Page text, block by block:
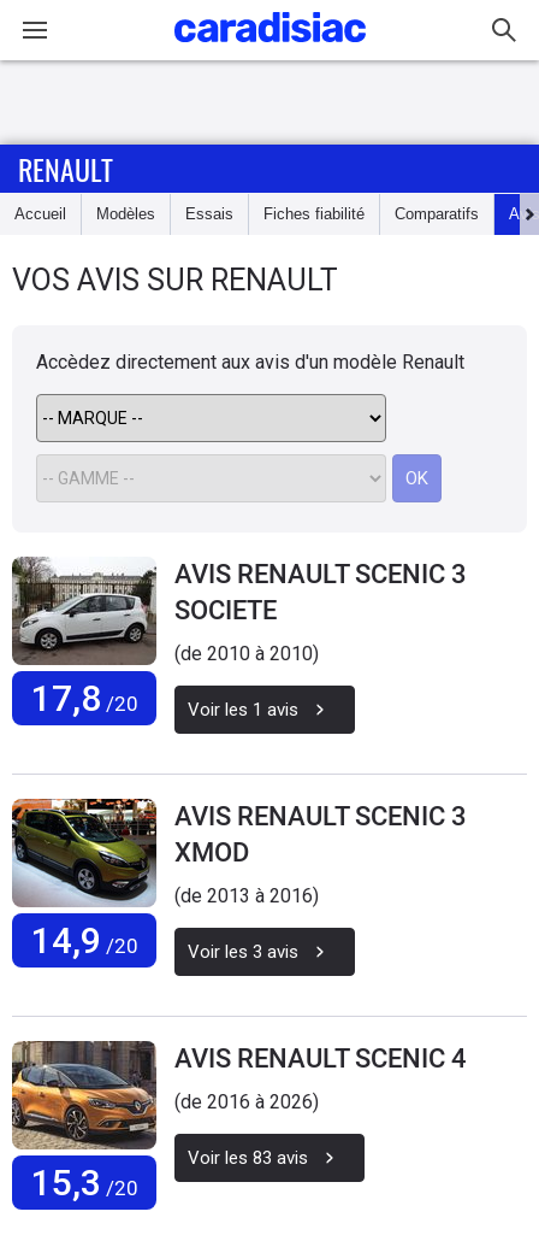
Accueil
Essais
Guide
Electriques
Utilitaires
Flottes
Auto
Services
Forum
Moto
Marques
RENAULT
Accueil Modèles Essais Fiches fiabilité Comparatifs Avis
VOS AVIS SUR RENAULT
Accèdez directement aux avis d'un modèle Renault
OK
17,8 /20
AVIS RENAULT SCENIC 3
SOCIETE
(de 2010 à 2010)
Voir les 1 avis
14,9 /20
AVIS RENAULT SCENIC 3
XMOD
(de 2013 à 2016)
Voir les 3 avis
15,3 /20
AVIS RENAULT SCENIC 4
(de 2016 à 2026)
Voir les 83 avis